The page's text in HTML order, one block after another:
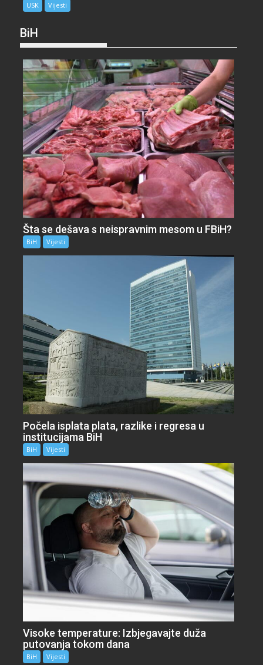
USK Vijesti
BiH
Šta se dešava s neispravnim mesom u FBiH?
BiH Vijesti
Počela isplata plata, razlike i regresa u
institucijama BiH
BiH Vijesti
Visoke temperature: Izbjegavajte duža
putovanja tokom dana
BiH Vijesti